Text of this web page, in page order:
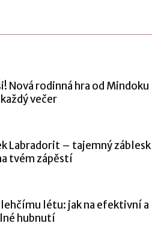
Nová rodinná hra od Mindoku
večer
Labradorit – tajemný záblesk
tvém zápěstí
lehčímu létu: jak na efektivní a
hubnutí